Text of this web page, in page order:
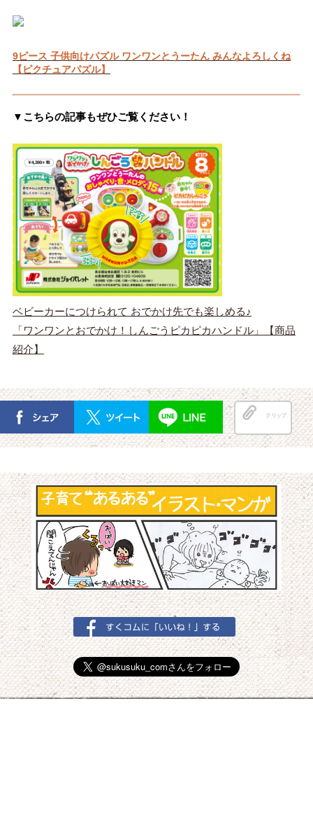
9ピース 子供向けパズル ワンワンとうーたん みんなよろしくね
【ピクチュアパズル】
▼こちらの記事もぜひご覧ください！
ベビーカーにつけられて おでかけ先でも楽しめる♪
「ワンワンとおでかけ！しんごうピカピカハンドル」【商品
紹介】
クリップ